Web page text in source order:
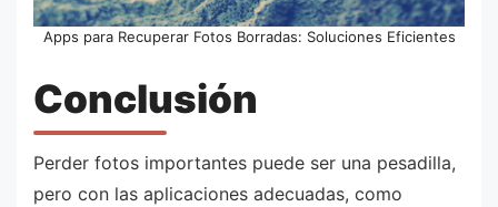
Apps para Recuperar Fotos Borradas: Soluciones Eficientes
Conclusión
Perder fotos importantes puede ser una pesadilla,
pero con las aplicaciones adecuadas, como